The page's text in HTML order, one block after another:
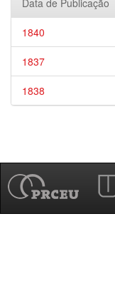
Data de Publicação
1840
1837
1838